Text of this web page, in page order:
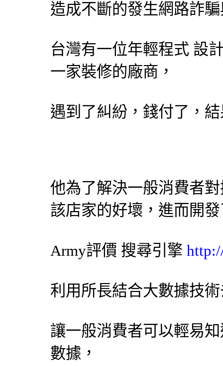
造成不斷的發生網路詐
台灣有一位年輕程式 設
一家裝修的廠商，
遇到了糾紛，錢付了，
他為了解決一般消費者
該店家的好壞，進而開
Army評價 搜尋引擎
利用所長結合大數據技
讓一般消費者可以輕易
數據，